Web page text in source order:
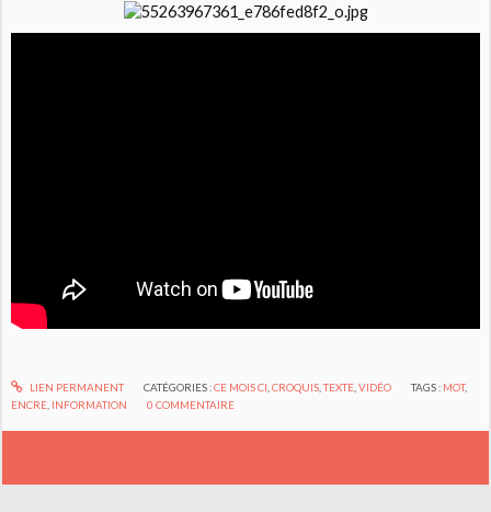
LIEN PERMANENT CATÉGORIES :CE MOIS CI CROQUIS,TEXTE, VIDÉO TAGS : MOT,
ENCRE INFORMATION 0 COMMENTAIRE